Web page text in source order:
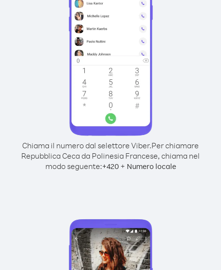
Chiama il numero dal selettore Viber.Per chiamare
Repubblica Ceca da Polinesia Francese, chiama nel
modo seguente:+420+ Numero locale